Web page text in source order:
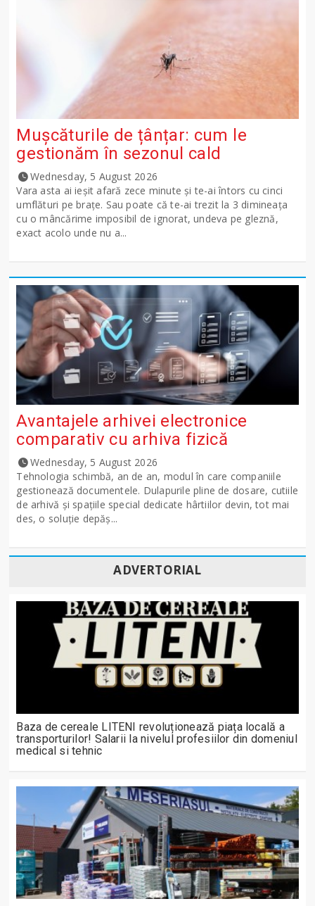
Mușcăturile de țânțar: cum le
gestionăm în sezonul cald
Wednesday, 5 August 2026
Vara asta ai ieșit afară zece minute și te-ai întors cu cinci
umflături pe brațe. Sau poate că te-ai trezit la 3 dimineața
cu o mâncărime imposibil de ignorat, undeva pe gleznă,
exact acolo unde nu a...
Avantajele arhivei electronice
comparativ cu arhiva fizică
Wednesday, 5 August 2026
Tehnologia schimbă, an de an, modul în care companiile
gestionează documentele. Dulapurile pline de dosare, cutiile
de arhivă și spațiile special dedicate hârtiilor devin, tot mai
des, o soluție depăș...
ADVERTORIAL
Baza de cereale LITENI revoluționează piața locală a
transporturilor! Salarii la nivelul profesiilor din domeniul
medical si tehnic